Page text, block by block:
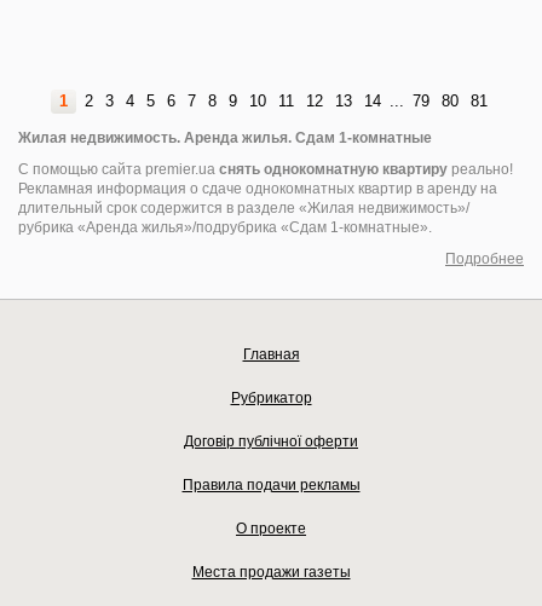
1 2 3 4 5 6 7 8 9 10 11 12 13 14 ... 79 80 81
Жилая недвижимость. Аренда жилья. Сдам 1-комнатные
С помощью сайта premier.ua снять однокомнатную квартиру реально!
Рекламная информация о сдаче однокомнатных квартир в аренду на
длительный срок содержится в разделе «Жилая недвижимость»/
рубрика «Аренда жилья»/подрубрика «Сдам 1-комнатные».
Подробнее
Главная
Рубрикатор
Договір публічної оферти
Правила подачи рекламы
О проекте
Места продажи газеты